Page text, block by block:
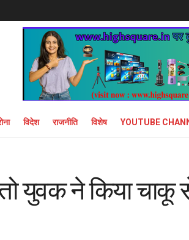
विदेश राजनीति विशेष YOUTUBE
युवक ने किया चाकू